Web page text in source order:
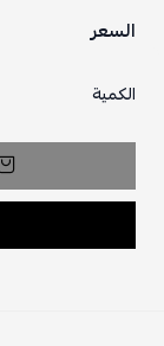
السعر
الكمية